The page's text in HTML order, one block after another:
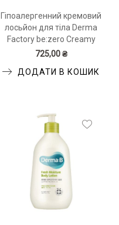
Гіпоалергенний кремовий
лосьйон для тіла Derma
Factory be:zero Creamy
Body Lotion 375 мл
725,00 ₴
ДОДАТИ В КОШИК